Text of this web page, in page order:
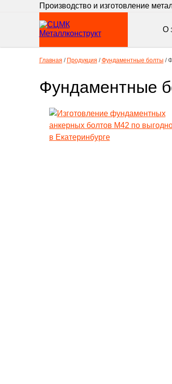
Производство и изготовление
О
Главная / Продукция / Фундаментные болты /
Фундаментные